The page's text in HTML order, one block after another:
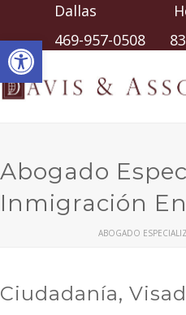
Abrir barra
Dallas
469-957-0508
Abogado
Inmigración
ABOGADO
Ciudadanía,